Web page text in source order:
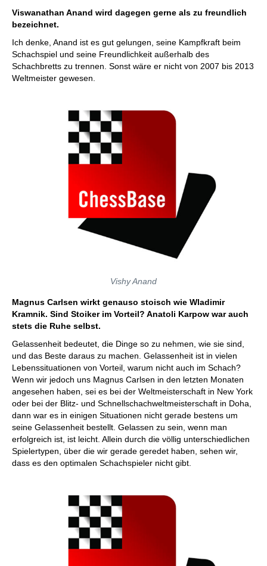
Viswanathan Anand wird dagegen gerne als zu freundlich
bezeichnet.
Ich denke, Anand ist es gut gelungen, seine Kampfkraft beim
Schachspiel und seine Freundlichkeit außerhalb des
Schachbretts zu trennen. Sonst wäre er nicht von 2007 bis 2013
Weltmeister gewesen.
Vishy Anand
Magnus Carlsen wirkt genauso stoisch wie Wladimir
Kramnik. Sind Stoiker im Vorteil? Anatoli Karpow war auch
stets die Ruhe selbst.
Gelassenheit bedeutet, die Dinge so zu nehmen, wie sie sind,
und das Beste daraus zu machen. Gelassenheit ist in vielen
Lebenssituationen von Vorteil, warum nicht auch im Schach?
Wenn wir jedoch uns Magnus Carlsen in den letzten Monaten
angesehen haben, sei es bei der Weltmeisterschaft in New York
oder bei der Blitz- und Schnellschachweltmeisterschaft in Doha,
dann war es in einigen Situationen nicht gerade bestens um
seine Gelassenheit bestellt. Gelassen zu sein, wenn man
erfolgreich ist, ist leicht. Allein durch die völlig unterschiedlichen
Spielertypen, über die wir gerade geredet haben, sehen wir,
dass es den optimalen Schachspieler nicht gibt.